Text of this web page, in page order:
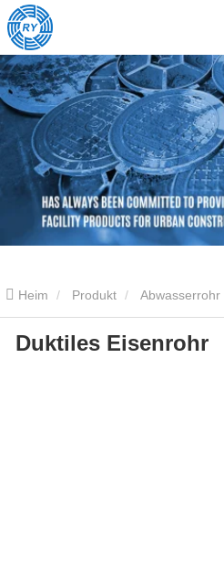
Heim Produkt Abwasserrohr
Gusseisen Eisenrohr Duktile
Duktiles Eisenrohr